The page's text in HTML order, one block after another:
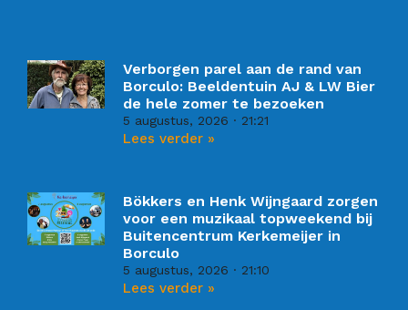
Verborgen parel aan de rand van
Borculo: Beeldentuin AJ & LW Bier
de hele zomer te bezoeken
5 augustus, 2026 21:21
Lees verder »
Bökkers en Henk Wijngaard zorgen
voor een muzikaal topweekend bij
Buitencentrum Kerkemeijer in
Borculo
5 augustus, 2026 21:10
Lees verder »